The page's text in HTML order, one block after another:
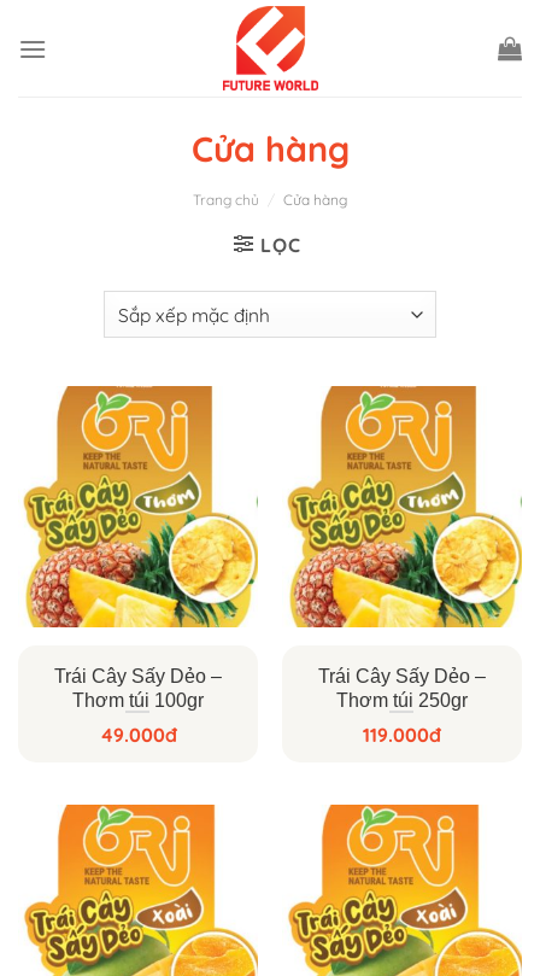
Cửa hàng
Trang chủ Cửa hàng
LỌC
Trái Cây Sấy Dẻo –
Thơm túi 100gr
49.000đ
Trái Cây Sấy Dẻo –
Thơm túi 250gr
119.000đ